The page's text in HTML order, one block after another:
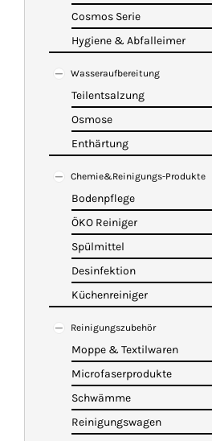
Cosmos Serie
Hygiene & Abfalleimer
Wasseraufbereitung
Teilentsalzung
Osmose
Enthärtung
Chemie&Reinigungs-Produkte
Bodenpflege
ÖKO Reiniger
Spülmittel
Desinfektion
Küchenreiniger
Reinigungszubehör
Moppe & Textilwaren
Microfaserprodukte
Schwämme
Reinigungswagen